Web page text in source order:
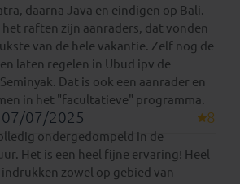
daarna Java en eindigen op Bali.
raften zijn aanraders, dat vonden
van de hele vakantie. Zelf nog de
laten regelen in Ubud ipv de
Dat is ook een aanrader en
in het "facultatieve" programma.
07/2025 8
ondergedompeld in de
Het is een heel fijne ervaring! Heel
zowel op gebied van